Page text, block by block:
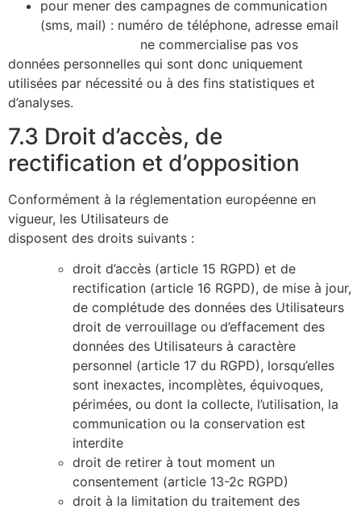
pour mener des campagnes de communication
(sms, mail) : numéro de téléphone, adresse email
ne commercialise pas vos
données personnelles qui sont donc uniquement
utilisées par nécessité ou à des fins statistiques et
d’analyses.
7.3 Droit d’accès, de
rectification et d’opposition
Conformément à la réglementation européenne en
vigueur, les Utilisateurs de
disposent des droits suivants :
droit d’accès (article 15 RGPD) et de
rectification (article 16 RGPD), de mise à jour,
de complétude des données des Utilisateurs
droit de verrouillage ou d’effacement des
données des Utilisateurs à caractère
personnel (article 17 du RGPD), lorsqu’elles
sont inexactes, incomplètes, équivoques,
périmées, ou dont la collecte, l’utilisation, la
communication ou la conservation est
interdite
droit de retirer à tout moment un
consentement (article 13-2c RGPD)
droit à la limitation du traitement des